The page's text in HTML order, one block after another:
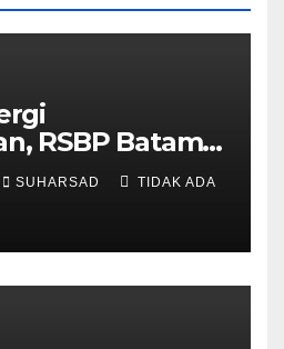
RSBP Batam
Ketersediaan
SUHARSAD TIDAK ADA